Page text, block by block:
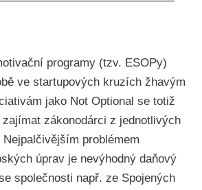
programy (tzv. ESOPy)
ve startupových kruzích žhavým
jako Not Optional se totiž
zákonodárci z jednotlivých
problémem
úprav je nevýhodný daňový
společnosti např. ze Spojených